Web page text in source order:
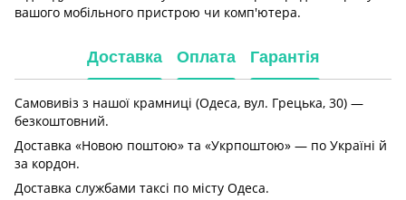
вашого мобільного пристрою чи комп'ютера.
Доставка Оплата Гарантія
Самовивіз з нашої крамниці (Одеса, вул. Грецька, 30) —
безкоштовний.
Доставка «Новою поштою» та «Укрпоштою» — по Україні й
за кордон.
Доставка службами таксі по місту Одеса.